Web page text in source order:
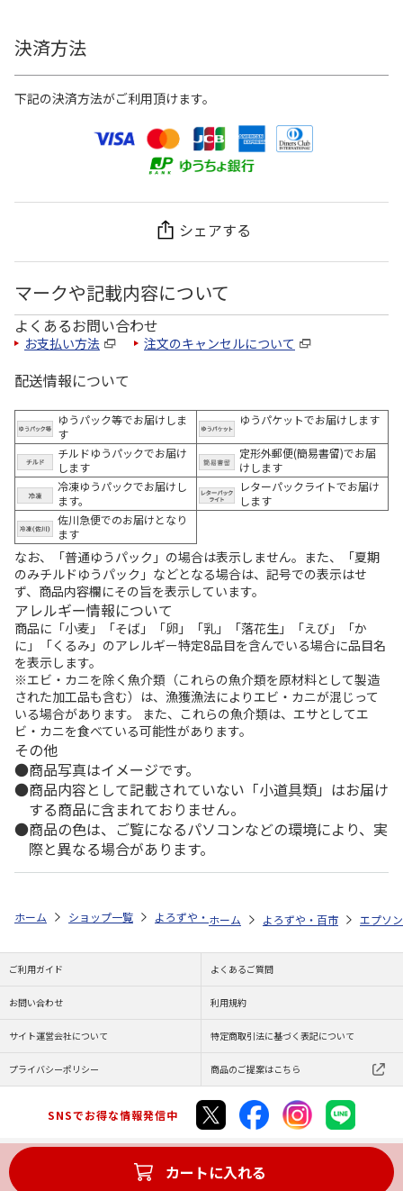
決済方法
下記の決済方法がご利用頂けます。
シェアする
マークや記載内容について
よくあるお問い合わせ
お支払い方法 注文のキャンセルについて
配送情報について
ゆうパック等でお届けしま
す
ゆうパケットでお届けします
チルドゆうパックでお届け
します
定形外郵便(簡易書留)でお届
けします
冷凍ゆうパックでお届けし
ます。
レターパックライトでお届け
します
佐川急便でのお届けとなり
ます
なお、「普通ゆうパック」の場合は表示しません。また、「夏期
のみチルドゆうパック」などとなる場合は、記号での表示はせ
ず、商品内容欄にその旨を表示しています。
アレルギー情報について
商品に「小麦」「そば」「卵」「乳」「落花生」「えび」「か
に」「くるみ」のアレルギー特定8品目を含んでいる場合に品目名
を表示します。
※エビ・カニを除く魚介類（これらの魚介類を原材料として製造
された加工品も含む）は、漁獲漁法によりエビ・カニが混じって
いる場合があります。 また、これらの魚介類は、エサとしてエ
ビ・カニを食べている可能性があります。
その他
商品写真はイメージです。
商品内容として記載されていない「小道具類」はお届け
する商品に含まれておりません。
商品の色は、ご覧になるパソコンなどの環境により、実
際と異なる場合があります。
カートに入れる
ホーム ショップ一覧 よろずや・百市 エコリカ エプソン ＫＵＩ－
ホーム よろずや・百市 エプソン
ご利用ガイド よくあるご質問
お問い合わせ 利用規約
サイト運営会社について 特定商取引法に基づく表記について
プライバシーポリシー 商品のご提案はこちら
SNSでお得な情報発信中